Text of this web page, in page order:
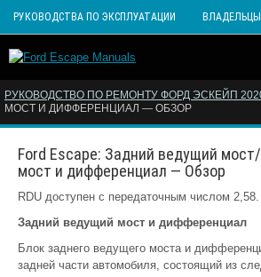
РУКОВОДСТВА ПО ЭКСПЛУАТАЦИИ ВЛАДЕЛЬЦЫ
РУКОВОДСТВО ПО РЕМОНТУ ФОРД ЭСКЕЙП
МОСТ И ДИФФЕРЕНЦИАЛ — ОБЗОР
Ford Escape: Задний ведущий
мост и дифференциал — Обзор
RDU доступен с передаточным числом 2,58.
Задний ведущий мост и дифференциал
Блок заднего ведущего моста и
задней части автомобиля, состоящий из